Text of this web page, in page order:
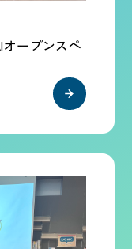
オープンスペ